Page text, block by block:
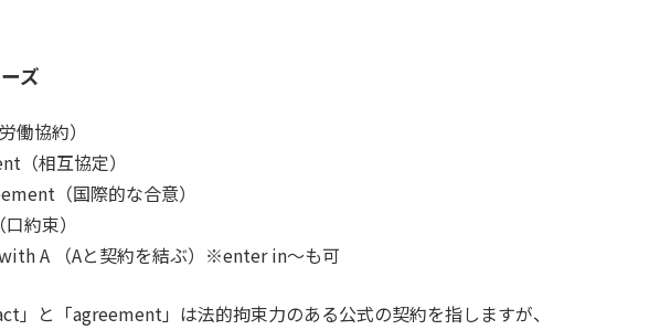
ズ
労働協約）
（相互協定）
（国際的な合意）
（口約束）
A
（Aと契約を結ぶ）※enter in〜も可
」と「agreement」は法的拘束力のある公式の契約を指しますが、